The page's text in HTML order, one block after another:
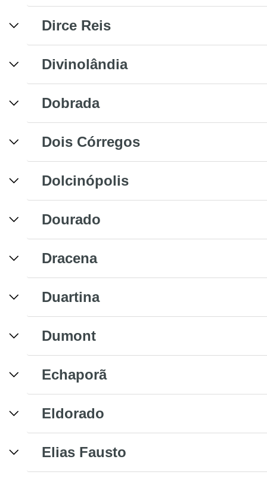
Dirce Reis
Divinolândia
Dobrada
Dois Córregos
Dolcinópolis
Dourado
Dracena
Duartina
Dumont
Echaporã
Eldorado
Elias Fausto